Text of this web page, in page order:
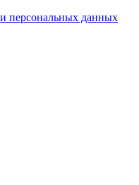
персональных данных